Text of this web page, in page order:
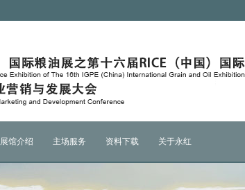
展馆介绍 主场服务 资料下载 关于永红